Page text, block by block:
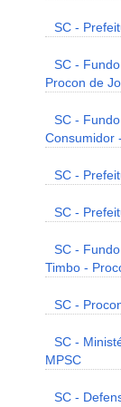
SC -
SC -
Procon de
SC -
Consumidor
SC -
SC -
SC -
Timbo -
SC -
SC -
MPSC
SC -